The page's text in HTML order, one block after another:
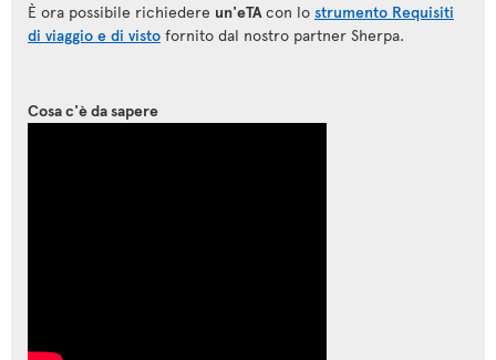
È ora possibile richiedere un'eTAcon lo strumento Requisiti
di viaggio e di visto fornito dal nostro partner Sherpa.
Cosa c'è da sapere